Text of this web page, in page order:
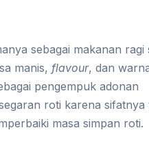
sebagai makanan ragi
manis, flavour, dan
pengempuk adonan
roti karena
masa simpan roti.